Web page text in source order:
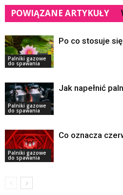
POWIĄZANE ARTYKUŁY
Palniki gazowe
do spawania
Po co stosuje
Palniki gazowe
do spawania
Jak napełnić
Palniki gazowe
do spawania
Co oznacza